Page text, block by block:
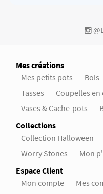
Mes créations
Mes petits pots
Bols
Tasses
Coupelles
Vases & Cache-pots
Collections
Collection Halloween
Worry Stones
Mon
Espace Client
Mon compte
Mes